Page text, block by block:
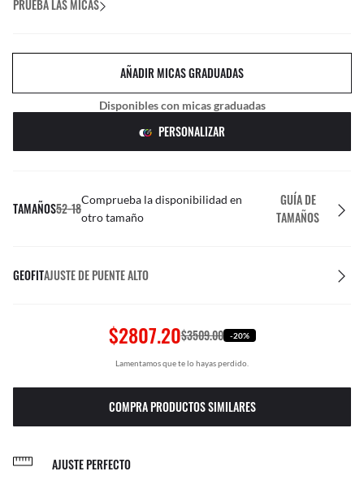
PRUEBA LAS MICAS
AÑADIR MICAS GRADUADAS
Disponibles con micas graduadas
PERSONALIZAR
TAMAÑOS52-18
Comprueba la disponibilidad en
otro tamaño
GUÍA DE
TAMAÑOS
GEOFITAJUSTE DE PUENTE ALTO
$2807.20$3509.00 -20%
Lamentamos que te lo hayas perdido.
COMPRA PRODUCTOS SIMILARES
AJUSTE PERFECTO